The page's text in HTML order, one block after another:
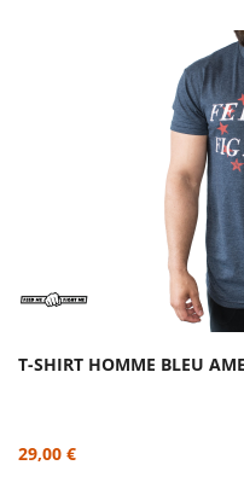
T-SHIRT HOMME BLEU
29,00 €